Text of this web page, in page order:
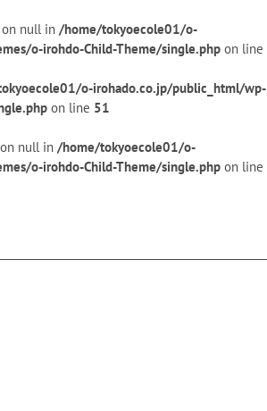
on null in /home/tokyoecole01/o-
o-irohdo-Child-Theme/single.php on line
o-irohado.co.jp/public_html/wp-
on line 51
null in /home/tokyoecole01/o-
o-irohdo-Child-Theme/single.php on line